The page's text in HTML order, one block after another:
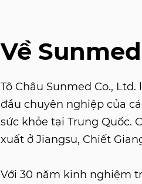
Về Sunmed
Tô Châu Sunmed Co.,
đầu chuyên nghiệp của
sức khỏe tại Trung Quốc.
xuất ở Jiangsu, Chiết
Với 30 năm kinh nghiệm